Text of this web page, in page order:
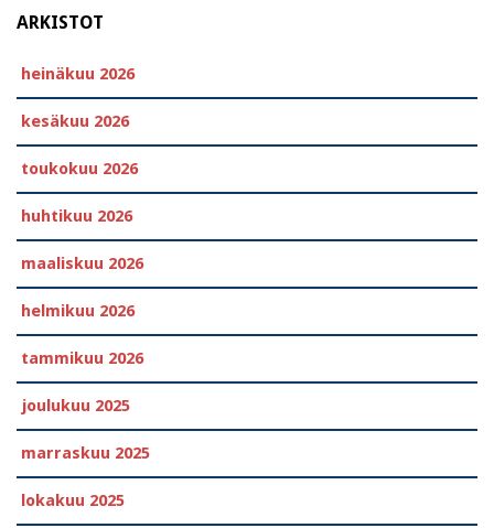
ARKISTOT
heinäkuu 2026
kesäkuu 2026
toukokuu 2026
huhtikuu 2026
maaliskuu 2026
helmikuu 2026
tammikuu 2026
joulukuu 2025
marraskuu 2025
lokakuu 2025